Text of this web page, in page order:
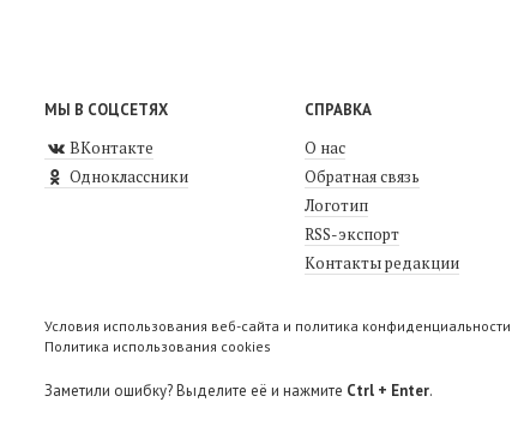
МЫ В СОЦСЕТЯХ
ВКонтакте
Одноклассники
СПРАВКА
О нас
Обратная связь
Логотип
RSS-экспорт
Контакты редакции
Условия использования веб-сайта и политика
Политика использования cookies
Заметили ошибку? Выделите её и нажмите Ctrl + Enter.